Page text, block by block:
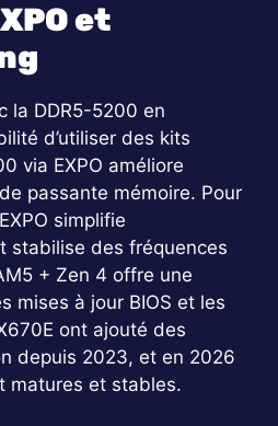
et
la DDR5-5200 en
d’utiliser des kits
via EXPO améliore
passante mémoire. Pour
simplifie
stabilise des fréquences
+ Zen 4 offre une
mises à jour BIOS et les
ont ajouté des
depuis 2023, et en 2026
matures et stables.